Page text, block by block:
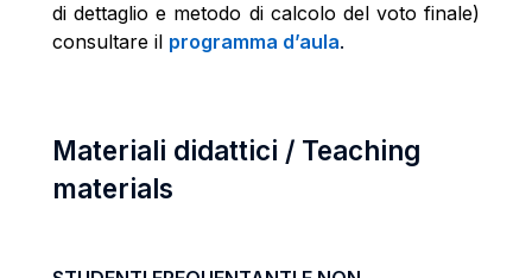
di dettaglio e metodo di calcolo del voto finale)
consultare il programma d’aula.
Materiali didattici / Teaching
materials